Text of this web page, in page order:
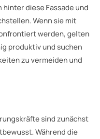
diese Fassade und
Wenn sie mit
werden, gelten
produktiv und suchen
zu vermeiden und
sind zunächst
Während die